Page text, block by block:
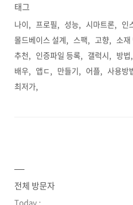
태그
나이 프로필 성능 시마트론 인
몰드베이스 설계
스팩 고향 소재
추천
인증파일 등록 갤럭시 방법
배우
앱ㄷ 만들기 어플 사용방
최저가
전체 방문자
Today :